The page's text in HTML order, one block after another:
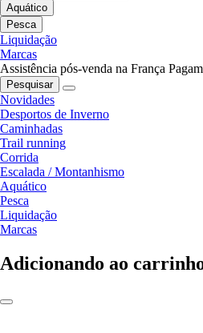
Aquático
Pesca
Liquidação
Marcas
Assistência pós-venda na França
Pesquisar
Novidades
Desportos de Inverno
Caminhadas
Trail running
Corrida
Escalada / Montanhismo
Aquático
Pesca
Liquidação
Marcas
Adicionando ao